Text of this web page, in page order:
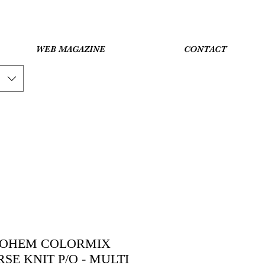
WEB MAGAZINE CONTACT
COLORMIX
KNIT P/O - MULTI